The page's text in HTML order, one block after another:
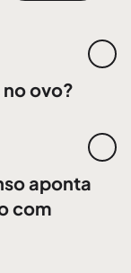
ovo?
aponta
com